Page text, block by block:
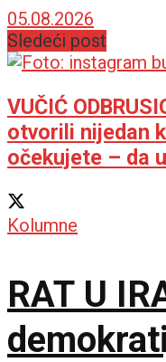
opasna
05.08.2026
Sledeći post
VUČIĆ
otvorili nijedan
očekujete – da
Kolumne
RAT U